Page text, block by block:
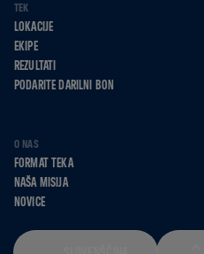
TEK
LOKACIJE
EKIPE
REZULTATI
PODARITE DARILNI BON
O NAS
FORMAT TEKA
NAŠA MISIJA
NOVICE